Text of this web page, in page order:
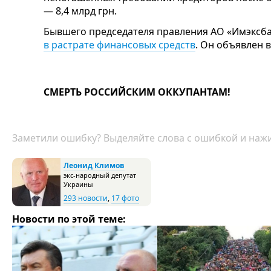
— 8,4 млрд грн.
Бывшего председателя правления АО
в растрате финансовых средств. Он объявлен
СМЕРТЬ РОССИЙСКИМ ОККУПАНТАМ!
Заметили ошибку? Выделяйте слова с ошибкой и
Леонид Климов
экс-народный депутат
Украины
293 новости, 17 фото
Новости по этой теме: